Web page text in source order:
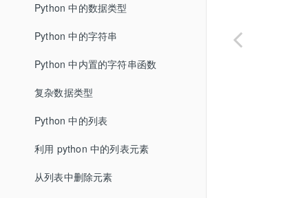
Python 中的数据类型
Python 中的字符串
Python 中内置的字符串函数
复杂数据类型
Python 中的列表
利用 python 中的列表元素
从列表中删除元素